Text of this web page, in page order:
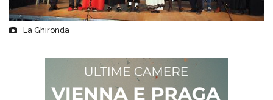
La Ghironda